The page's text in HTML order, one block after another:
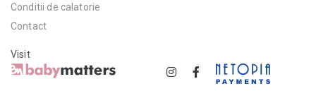
Conditii de calatorie
Contact
Visit